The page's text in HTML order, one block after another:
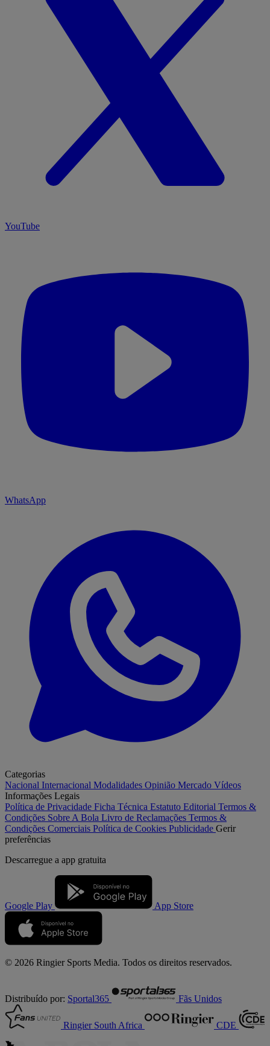
YouTube
WhatsApp
Categorias
Nacional Internacional Modalidades Opinião Mercado Vídeos
Informações Legais
Política de Privacidade Ficha Técnica Estatuto Editorial Termos &
Condições Sobre A Bola Livro de Reclamações Termos &
Condições Comerciais Política de Cookies Publicidade Gerir
preferências
Descarregue a app gratuita
Google Play App Store
© 2026 Ringier Sports Media. Todos os direitos reservados.
Distribuído por: Sportal365 Fãs Unidos
Ringier South Africa CDE